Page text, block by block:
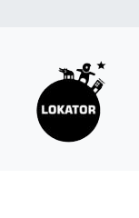
zawartości